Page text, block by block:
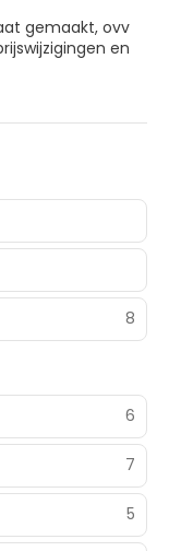
gemaakt, ovv
en
8
6
7
5